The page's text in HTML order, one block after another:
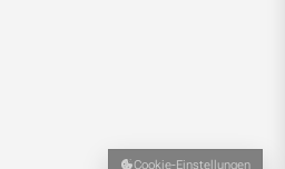
Cookie-Einstellungen